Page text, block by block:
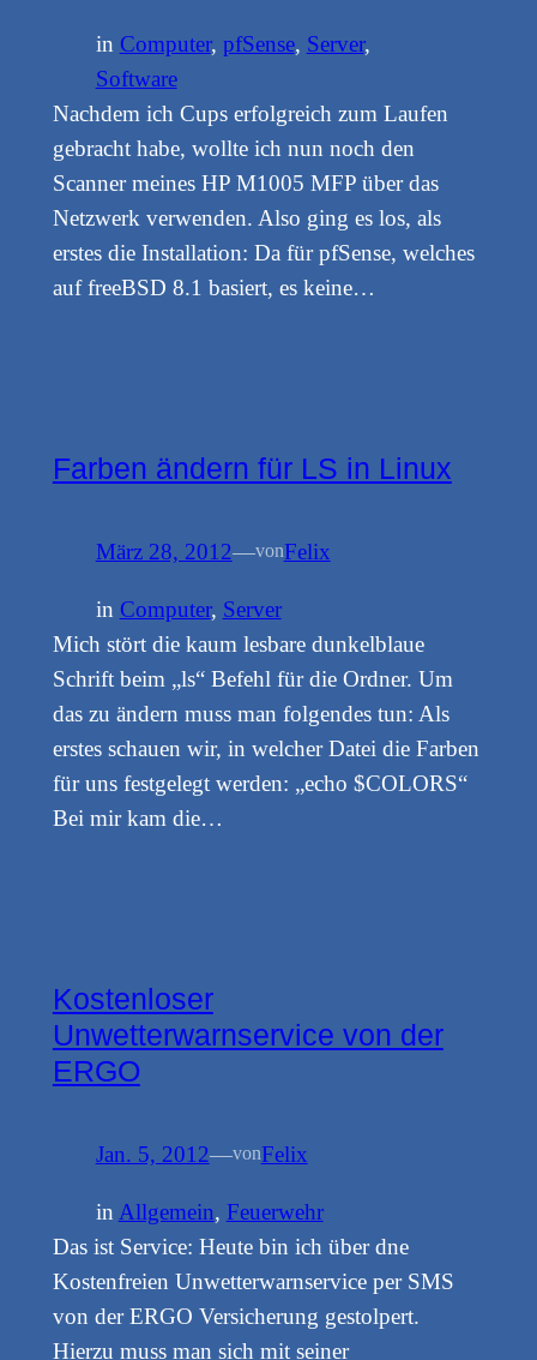
in Computer, pfSense, Server
Software
Nachdem ich Cups erfolgreich zum Laufen
gebracht habe, wollte ich nun noch den
Scanner meines HP M1005 MFP über das
Netzwerk verwenden. Also ging es los, als
erstes die Installation: Da für pfSense, welches
auf freeBSD 8.1 basiert, es keine…
Farben ändern für LS in Linux
März 28, 2012—vonFelix
in Computer, Server
Mich stört die kaum lesbare dunkelblaue
Schrift beim „ls“ Befehl für die Ordner. Um
das zu ändern muss man folgendes tun: Als
erstes schauen wir, in welcher Datei die Farben
für uns festgelegt werden: „echo $COLORS“
Bei mir kam die…
Kostenloser
Unwetterwarnservice von der
ERGO
Jan. 5, 2012—vonFelix
in Allgemein, Feuerwehr
Das ist Service: Heute bin ich über dne
Kostenfreien Unwetterwarnservice per SMS
von der ERGO Versicherung gestolpert.
Hierzu muss man sich mit seiner